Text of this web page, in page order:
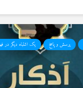
پرسش و پاسخ یک اشتباه دیگر در